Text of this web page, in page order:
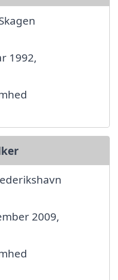
1992,
2009,